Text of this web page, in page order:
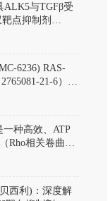
ALK5与TGFβ受
点抑制剂
6236) RAS-
21-6）：
的广谱RAS
一种高效、ATP
Rho相关卷曲螺
ROCK2；其通
ATP结合位点
ROCK1和
西利)：深度解